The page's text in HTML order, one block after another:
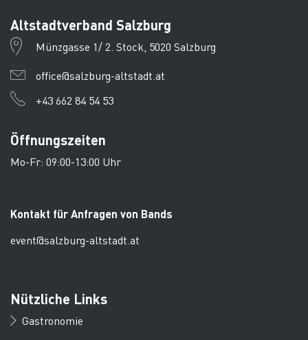
Altstadtverband Salzburg
Münzgasse 1/ 2. Stock, 5020 Salzburg
office@salzburg-altstadt.at
+43 662 84 54 53
Öffnungszeiten
Mo-Fr: 09:00-13:00 Uhr
Kontakt für Anfragen von Bands
event@salzburg-altstadt.at
Nützliche Links
Gastronomie